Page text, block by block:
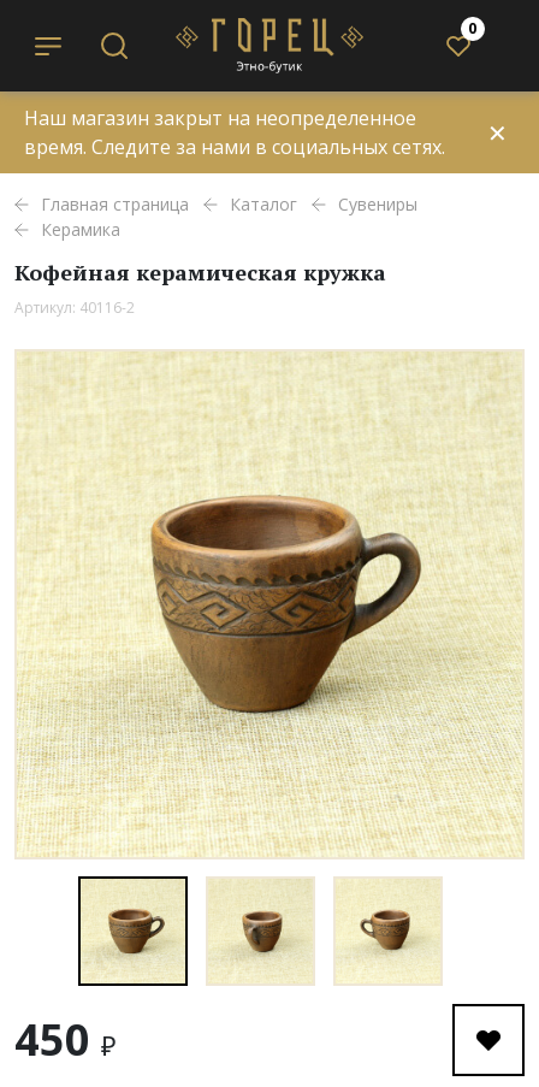
0
Наш магазин закрыт на неопределенное
время. Следите за нами в социальных сетях.
✕
Главная страница Каталог
Сувениры
Керамика
Кофейная керамическая кружка
Артикул: 40116-2
450 ₽